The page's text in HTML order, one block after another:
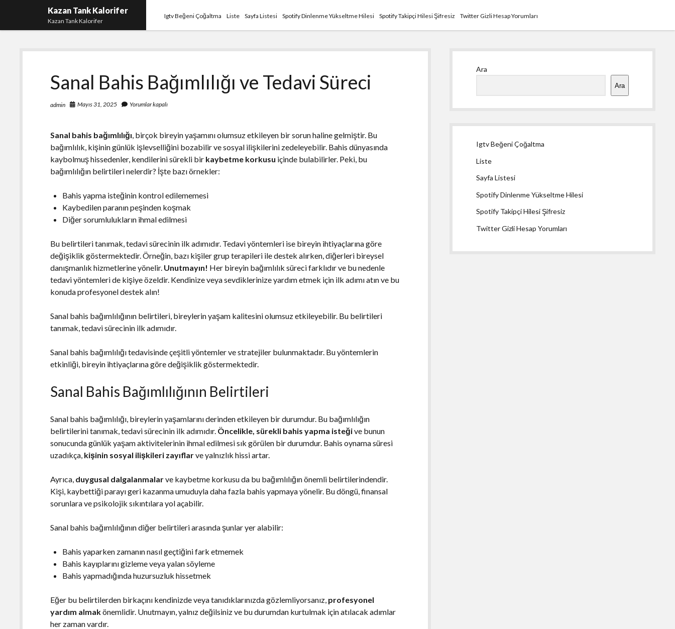
Kazan Tank Kalorifer
Kazan Tank Kalorifer
Igtv Beğeni Çoğaltma Liste Sayfa Listesi Spotify Dinlenme Yükseltme Hilesi Spotify Takipçi Hilesi Şifresiz Twitter Gizli Hesap Yorumları
Sanal Bahis Bağımlılığı ve Tedavi Süreci
admin Mayıs 31, 2025 Yorumlar kapalı
Sanal bahis bağımlılığı, birçok bireyin yaşamını olumsuz etkileyen bir sorun haline gelmiştir. Bu
bağımlılık, kişinin günlük işlevselliğini bozabilir ve sosyal ilişkilerini zedeleyebilir. Bahis dünyasında
kaybolmuş hissedenler, kendilerini sürekli bir kaybetme korkusu içinde bulabilirler. Peki, bu
bağımlılığın belirtileri nelerdir? İşte bazı örnekler:
Bahis yapma isteğinin kontrol edilememesi
Kaybedilen paranın peşinden koşmak
Diğer sorumlulukların ihmal edilmesi
Bu belirtileri tanımak, tedavi sürecinin ilk adımıdır. Tedavi yöntemleri ise bireyin ihtiyaçlarına göre
değişiklik göstermektedir. Örneğin, bazı kişiler grup terapileri ile destek alırken, diğerleri bireysel
danışmanlık hizmetlerine yönelir. Unutmayın! Her bireyin bağımlılık süreci farklıdır ve bu nedenle
tedavi yöntemleri de kişiye özeldir. Kendinize veya sevdiklerinize yardım etmek için ilk adımı atın ve bu
konuda profesyonel destek alın!
Sanal bahis bağımlılığının belirtileri, bireylerin yaşam kalitesini olumsuz etkileyebilir. Bu belirtileri
tanımak, tedavi sürecinin ilk adımıdır.
Sanal bahis bağımlılığı tedavisinde çeşitli yöntemler ve stratejiler bulunmaktadır. Bu yöntemlerin
etkinliği, bireyin ihtiyaçlarına göre değişiklik göstermektedir.
Sanal Bahis Bağımlılığının Belirtileri
Sanal bahis bağımlılığı, bireylerin yaşamlarını derinden etkileyen bir durumdur. Bu bağımlılığın
belirtilerini tanımak, tedavi sürecinin ilk adımıdır. Öncelikle, sürekli bahis yapma isteğive bunun
sonucunda günlük yaşam aktivitelerinin ihmal edilmesi sık görülen bir durumdur. Bahis oynama süresi
uzadıkça, kişinin sosyal ilişkileri zayıflarve yalnızlık hissi artar.
Ayrıca, duygusal dalgalanmalarve kaybetme korkusu da bu bağımlılığın önemli belirtilerindendir.
Kişi, kaybettiği parayı geri kazanma umuduyla daha fazla bahis yapmaya yönelir. Bu döngü, finansal
sorunlara ve psikolojik sıkıntılara yol açabilir.
Sanal bahis bağımlılığının diğer belirtileri arasında şunlar yer alabilir:
Bahis yaparken zamanın nasıl geçtiğini fark etmemek
Bahis kayıplarını gizleme veya yalan söyleme
Bahis yapmadığında huzursuzluk hissetmek
Eğer bu belirtilerden birkaçını kendinizde veya tanıdıklarınızda gözlemliyorsanız, profesyonel
yardım almakönemlidir. Unutmayın, yalnız değilsiniz ve bu durumdan kurtulmak için atılacak adımlar
her zaman vardır.
Ara
Ara
Igtv Beğeni Çoğaltma
Liste
Sayfa Listesi
Spotify Dinlenme Yükseltme Hilesi
Spotify Takipçi Hilesi Şifresiz
Twitter Gizli Hesap Yorumları